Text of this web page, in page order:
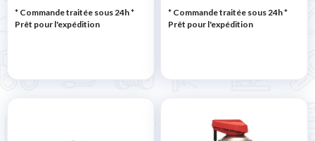
* Commande traitée sous 24h*
Prêt pour l'expédition
* Commande traitée sous 24h*
Prêt pour l'expédition